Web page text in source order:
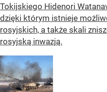
Tokijskiego Hidenori
dzięki którym istnieje
rosyjskich, a także skali
rosyjską inwazją.